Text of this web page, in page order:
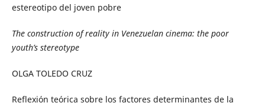
estereotipo del joven pobre
The construction of reality in Venezuelan cinema: the poor
youth’s stereotype
OLGA TOLEDO CRUZ
Reflexión teórica sobre los factores determinantes de la